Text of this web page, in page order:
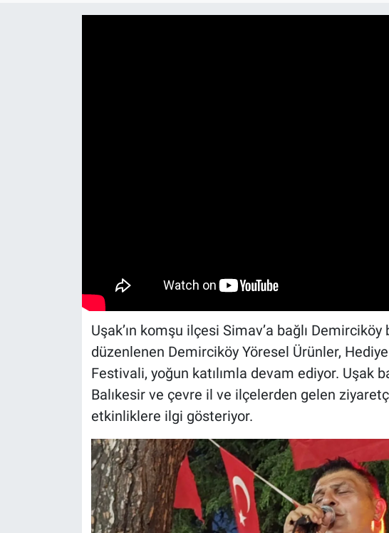
Uşak’ın komşu ilçesi Simav’a bağlı
düzenlenen Demirciköy Yöresel Ürünler,
Festivali, yoğun katılımla devam ediyor. Uşak
Balıkesir ve çevre il ve ilçelerden gelen
etkinliklere ilgi gösteriyor.